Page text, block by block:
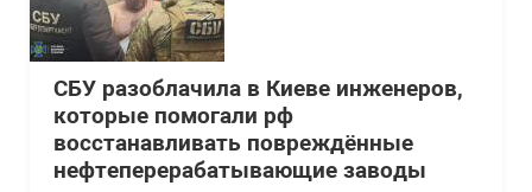
СБУ разоблачила в Киеве инженеров,
которые помогали рф
восстанавливать повреждённые
нефтеперерабатывающие заводы